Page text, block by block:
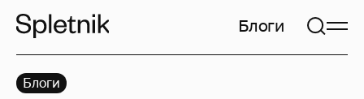
Блоги
Блоги